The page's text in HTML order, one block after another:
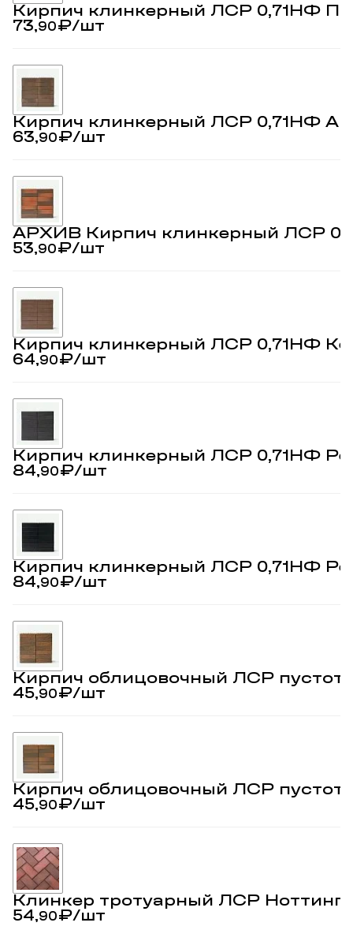
Кирпич клинкерный ЛСР 0,71НФ
73,90₽/шт
Кирпич клинкерный ЛСР 0,71НФ
63,90₽/шт
АРХИВ Кирпич клинкерный ЛСР
53,90₽/шт
Кирпич клинкерный ЛСР 0,71НФ
64,90₽/шт
Кирпич клинкерный ЛСР 0,71НФ
84,90₽/шт
Кирпич клинкерный ЛСР 0,71НФ
84,90₽/шт
Кирпич облицовочный ЛСР
45,90₽/шт
Кирпич облицовочный ЛСР
45,90₽/шт
Клинкер тротуарный ЛСР
54,90₽/шт